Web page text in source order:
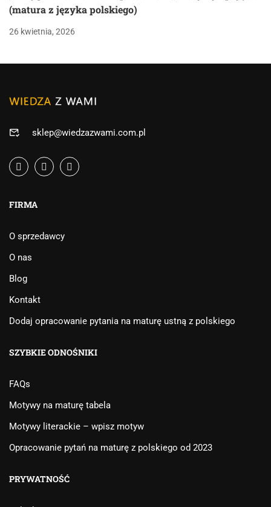
(matura z języka polskiego)
26 kwietnia, 2026
sklep@wiedzazwami.com.pl
FIRMA
O sprzedawcy
O nas
Blog
Kontakt
Dodaj opracowanie pytania na maturę ustną z polskiego
SZYBKIE ODNOŚNIKI
FAQs
Motywy na maturę tabela
Motywy literackie – wpisz motyw
Opracowanie pytań na maturę z polskiego od 2023
PRYWATNOŚĆ